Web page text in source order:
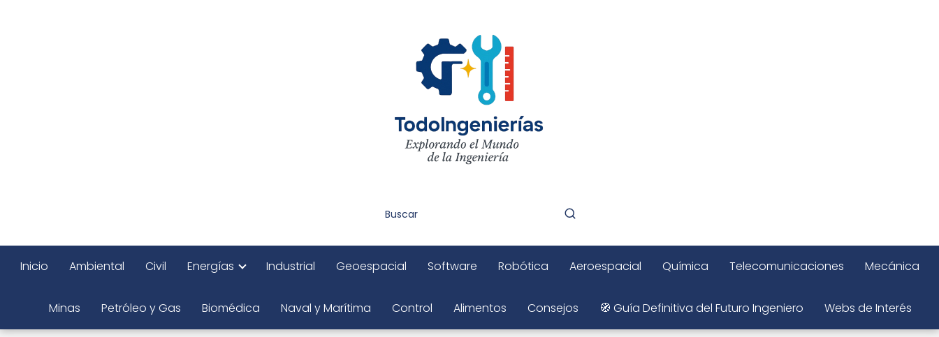
Inicio Ambiental Civil Energías Industrial Geoespacial Software Robótica Aeroespacial Química Telecomunicaciones Mecánica
Minas Petróleo y Gas Biomédica Naval y Marítima Control Alimentos Consejos 🧭 Guía Definitiva del Futuro Ingeniero Webs de Interés